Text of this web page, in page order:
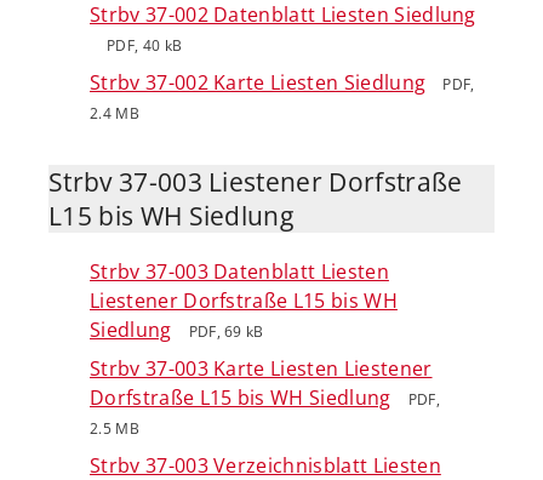
Strbv 37-002 Datenblatt Liesten Siedlung
PDF, 40 kB
Strbv 37-002 Karte Liesten Siedlung
PDF,
2.4 MB
Strbv 37-003 Liestener Dorfstraße
L15 bis WH Siedlung
Strbv 37-003 Datenblatt Liesten
Liestener Dorfstraße L15 bis WH
Siedlung
PDF, 69 kB
Strbv 37-003 Karte Liesten Liestener
Dorfstraße L15 bis WH Siedlung
PDF,
2.5 MB
Strbv 37-003 Verzeichnisblatt Liesten